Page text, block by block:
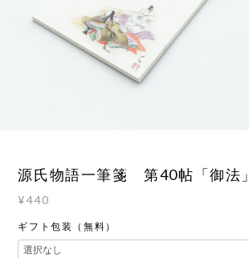
源氏物語一筆箋 第40帖「御法」
¥440
ギフト包装（無料）